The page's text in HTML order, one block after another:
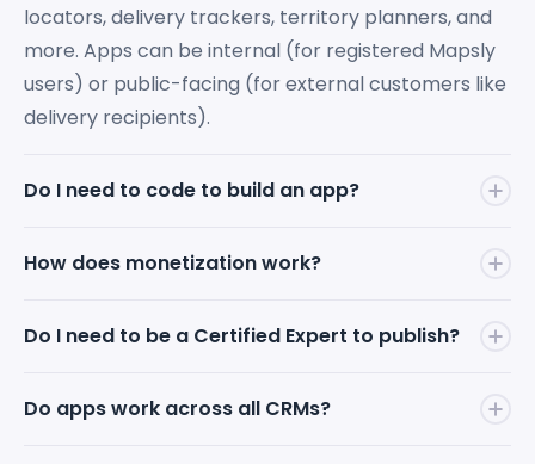
locators, delivery trackers, territory planners, and
more. Apps can be internal (for registered Mapsly
users) or public-facing (for external customers like
delivery recipients).
Do I need to code to build an app?
the Mapsly AI Bot — it handles the building,
also schedule a call and work directly with a Mapsly
How does monetization work?
revenue. Mapsly takes zero commission on app
must have an active Mapsly subscription — that's
Do I need to be a Certified Expert to publish?
monetize and earn moneyfrom apps on the
Do apps work across all CRMs?